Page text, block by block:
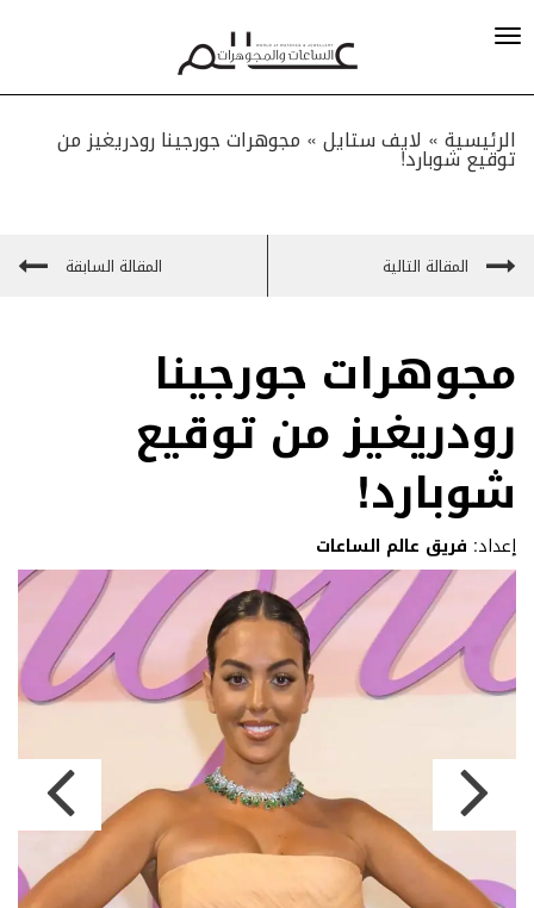
الرئيسية » لايف ستايل» مجوهرات جورجينا رودريغيز من
توقيع شوبارد!
المقالة التالية المقالة السابقة
مجوهرات جورجينا
رودريغيز من توقيع
شوبارد!
إعداد: فريق عالم الساعات